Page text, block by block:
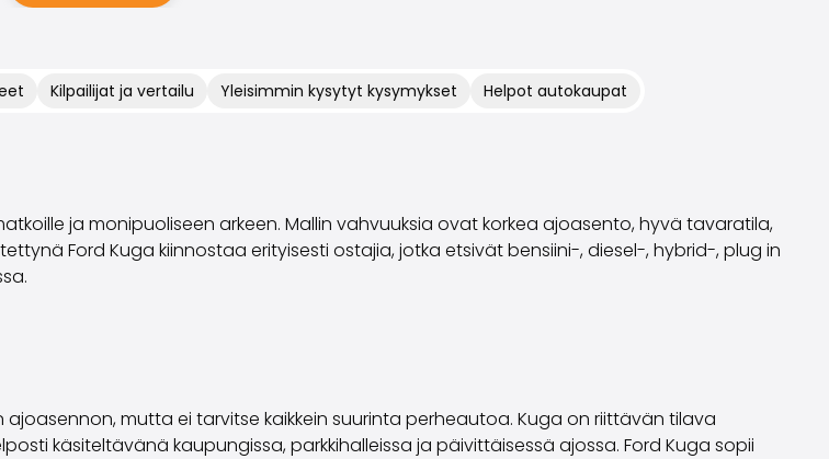
Kilpailijat ja vertailu Yleisimmin kysytyt kysymykset Helpot autokaupat
ja monipuoliseen arkeen. Mallin vahvuuksia ovat korkea ajoasento, hyvä tavaratila,
Ford Kuga kiinnostaa erityisesti ostajia, jotka etsivät bensiini-, diesel-, hybrid-, plug in
mutta ei tarvitse kaikkein suurinta perheautoa. Kuga on riittävän tilava
käsiteltävänä kaupungissa, parkkihalleissa ja päivittäisessä ajossa. Ford Kuga sopii